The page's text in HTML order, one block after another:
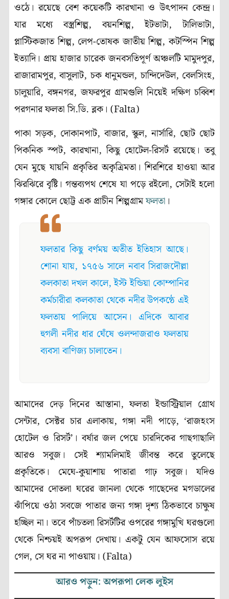
ওঠে। রয়েছে বেশ কয়েকটি কারখানা ও উৎপাদন কেন্দ্র।
যার মধ্যে বস্ত্রশিল্প, বয়নশিল্প, ইটভাটা, টালিভাটা,
প্লাস্টিকজাত শিল্প, লেপ-তোষক জাতীয় শিল্প, কটস্পিন শিল্প
ইত্যাদি। প্রায় হাজার চারেক জনবসতিপূর্ণ অঞ্চলটি মামুদপুর,
রাজারামপুর, বাসুলাট, চক ধানুমন্ডল, চান্দিদেউল, বেলসিংহ,
চালুয়ারি, বঙ্গনগর, জফরপুর গ্রামগুলি নিয়েই দক্ষিণ চব্বিশ
পরগনার ফলতা সি.ডি. ব্লক। (Falta)
পাকা সড়ক, দোকানপাট, বাজার, স্কুল, নার্সারি, ছোট ছোট
পিকনিক স্পট, কারখানা, কিছু হোটেল-রিসর্ট রয়েছে। তবু
যেন মুছে যায়নি প্রকৃতির অকৃত্রিমতা। শিরশিরে হাওয়া আর
ঝিরঝিরে বৃষ্টি। গন্তব্যপথ শেষে যা পড়ে রইলো, সেটাই হলো
গঙ্গার কোলে ছোট্ট এক প্রাচীন শিল্পগ্রামফলতা ।
ফলতার কিছু বর্ণময় অতীত ইতিহাস আছে।
শোনা যায়, ১৭৫৬ সালে নবাব সিরাজদৌল্লা
কলকাতা দখল কালে, ইস্ট ইন্ডিয়া কোম্পানির
কর্মচারীরা কলকাতা থেকে নদীর উপকন্ঠে এই
ফলতায় পালিয়ে আসেন। এদিকে আবার
হুগলী নদীর ধার ঘেঁষে ওলন্দাজরাও ফলতায়
ব্যবসা বাণিজ্য চালাতেন।
আমাদের দেড় দিনের আস্তানা, ফলতা ইন্ডাস্ট্রিয়াল গ্রোথ
সেন্টার, সেক্টর চার এলাকায়, গঙ্গা নদী পাড়ে, ‘রাজহংস
হোটেল ও রিসর্ট’। বর্ষার জল পেয়ে চারদিকের গাছগাছালি
আরও সবুজ। সেই শ্যামলিমাই জীবন্ত করে তুলেছে
প্রকৃতিকে। মেঘে-কুয়াশায় পাতারা গাঢ় সবুজ। যদিও
আমাদের দোতলা ঘরের জানলা থেকে গাছেদের মগডালের
ঝাঁপিয়ে ওঠা সবজে পাতার জন্য গঙ্গা দৃশ্য ঠিকভাবে চাক্ষুষ
হচ্ছিল না। তবে পাঁচতলা রিসর্টটির ওপরের গঙ্গামুখি ঘরগুলো
থেকে নিশ্চয়ই অপরূপ দেখায়। একটু যেন আফসোস রয়ে
গেল, সে ঘর না পাওয়ায়। (Falta)
আরও পড়ুন: অপরূপা লেক লুইস